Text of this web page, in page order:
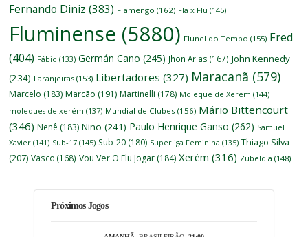
Fernando Diniz (383) Flamengo (162) Fla x Flu (145)
Fluminense (5880) Flunel do Tempo (155) Fred
(404) Fábio (133) Germán Cano (245) Jhon Arias (167) John Kennedy
(234) Laranjeiras (153) Libertadores (327) Maracanã (579)
Marcelo (183) Marcão (191) Martinelli (178) Moleque de Xerém (144)
moleques de xerém (137) Mundial de Clubes (156) Mário Bittencourt
(346) Nenê (183) Nino (241) Paulo Henrique Ganso (262) Samuel
Xavier (141) Sub-17 (145) Sub-20 (180) Superliga Feminina (135) Thiago Silva
(207) Vasco (168) Vou Ver O Flu Jogar (184) Xerém (316) Zubeldía (148)
Próximos Jogos